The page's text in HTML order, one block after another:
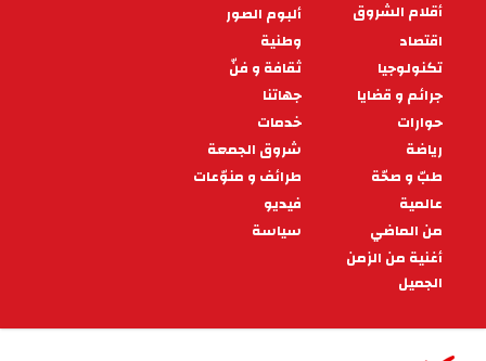
PIED
DE
PAGE
أقلام الشروق
ألبوم الصور
اقتصاد
وطنية
تكنولوجيا
ثقافة و فنّ
جرائم و قضايا
جهاتنا
حوارات
خدمات
رياضة
شروق الجمعة
طبّ و صحّة
طرائف و منوّعات
عالمية
فيديو
من الماضي
سياسة
أغنية من الزمن
الجميل